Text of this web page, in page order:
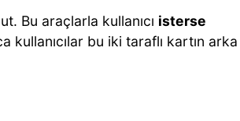
Bu araçlarla kullanıcı isterse
kullanıcılar bu iki taraflı kartın arka